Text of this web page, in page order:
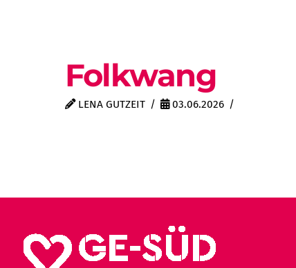
Folkwang
LENA GUTZEIT 03.06.2026